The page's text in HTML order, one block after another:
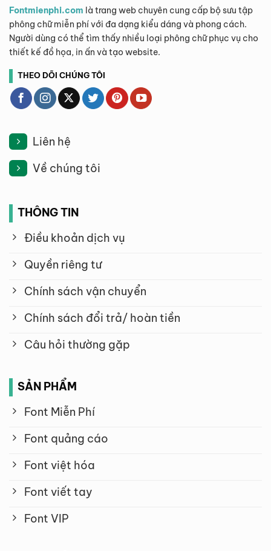
Fontmienphi.com là trang web chuyên cung cấp bộ sưu tập
phông chữ miễn phí với đa dạng kiểu dáng và phong cách.
Người dùng có thể tìm thấy nhiều loại phông chữ phục vụ cho
thiết kế đồ họa, in ấn và tạo website.
THEO DÕI CHÚNG TÔI
Liên hệ
Về chúng tôi
THÔNG TIN
Điều khoản dịch vụ
Quyền riêng tư
Chính sách vận chuyển
Chính sách đổi trả/ hoàn tiền
Câu hỏi thường gặp
SẢN PHẨM
Font Miễn Phí
Font quảng cáo
Font việt hóa
Font viết tay
Font VIP